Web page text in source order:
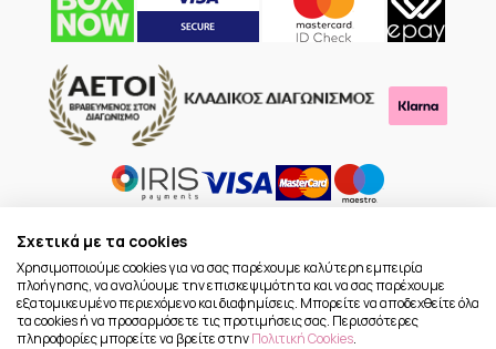
Σχετικά με τα cookies
Χρησιμοποιούμε cookies για να σας παρέχουμε καλύτερη εμπειρία
πλοήγησης, να αναλύουμε την επισκεψιμότητα και να σας παρέχουμε
εξατομικευμένο περιεχόμενο και διαφημίσεις. Μπορείτε να αποδεχθείτε όλα
τα cookies ή να προσαρμόσετε τις προτιμήσεις σας. Περισσότερες
πληροφορίες μπορείτε να βρείτε στηνΠολιτική Cookies.